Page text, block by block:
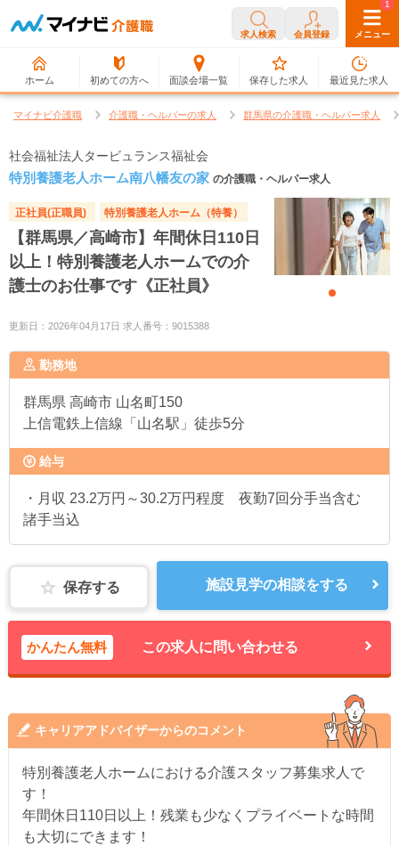
求人検索 会員登録 メニュー
ホーム 初めての方へ 面談会場一覧
0
保存した求人
1
最近見た求人
マイナビ介護職 介護職・ヘルパーの求人 群馬県の介護職・ヘルパー求人
社会福祉法人タービュランス福祉会
特別養護老人ホーム南八幡友の家 の介護職・ヘルパー求人
正社員(正職員) 特別養護老人ホーム（特養）
【群馬県／高崎市】年間休日110日
以上！特別養護老人ホームでの介
護士のお仕事です《正社員》
更新日：2026年04月17日 求人番号：9015388
勤務地
群馬県 高崎市 山名町150
上信電鉄上信線「山名駅」徒歩5分
給与
・月収 23.2万円～30.2万円程度 夜勤7回分手当含む
諸手当込
保存する 施設見学の相談をする
かんたん無料 この求人に問い合わせる
キャリアアドバイザーからのコメント
特別養護老人ホームにおける介護スタッフ募集求人で
す！
年間休日110日以上！残業も少なくプライベートな時間
も大切にできます！